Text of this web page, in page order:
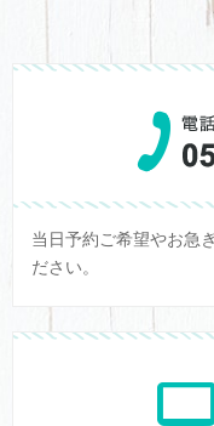
当日予約ご希望やお急
ださい。